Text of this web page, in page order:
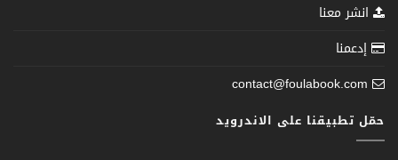
انشر معنا
إدعمنا
contact@foulabook.com
حمّل تطبيقنا على الاندرويد